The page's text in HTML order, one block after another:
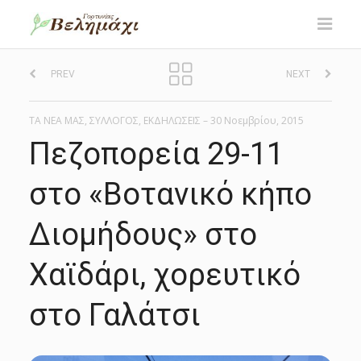
P
o
s
t
n
a
v
i
PREV NEXT
ΤΑ ΝΕΑ ΜΑΣ, ΣΥΛΛΟΓΟΣ, ΕΚΔΗΛΩΣΕΙΣ – 30 Νοεμβρίου, 2015
Πεζοπορεία 29-11
στο «Βοτανικό κήπο
Διομήδους» στο
Χαϊδάρι, χορευτικό
στο Γαλάτσι